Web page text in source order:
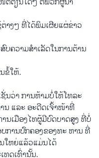
າງໆ​ ທີ່ໄດ້ພິມເຜີຍແຜ່ຂ່າວ
ຄວາມສຳເລັດໃນການຕ້ານ
ຂໍ້ໃຫ້.
ນ​ວ່າ ການຫ້າມບໍ່ໃຫ້ໂທລະ
ນ ​ແລະ ອະດີດ​ເຈົ້າໜ້າ​ທີ່​
ນ​ເມືອງ​ໄທ​ຜູ້ມີ​ບົດບາດ​ສູງ ​ທີ່​ບໍ່​
ການ​ປົກຄອງ​ຂອງ​ທະ ຫານ ​ທີ່​
ໃຫຍ່​ແລ້ວ​ແມ່ນໄດ້
ທດເທົ່ານັ້ນ.